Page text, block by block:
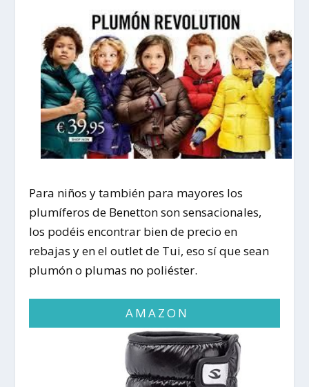
Para niños y también para mayores los
plumíferos de Benetton son sensacionales,
los podéis encontrar bien de precio en
rebajas y en el outlet de Tui, eso sí que sean
plumón o plumas no poliéster.
AMAZON